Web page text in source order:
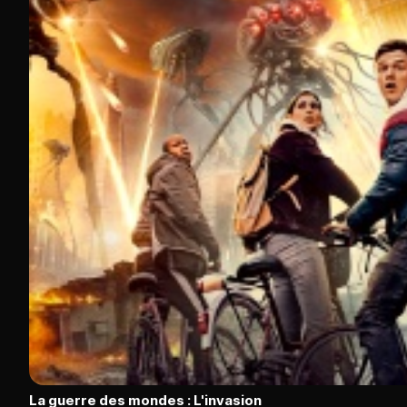
La guerre des mondes : L'invasion